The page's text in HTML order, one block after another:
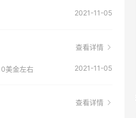
2021-11-05
查看详情
美金左右 2021-11-05
查看详情